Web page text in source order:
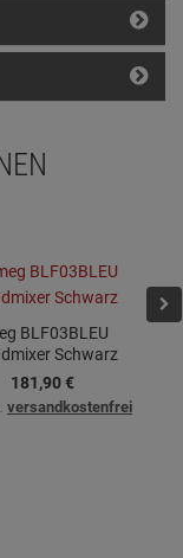
BLF03BLEU
Schwarz
181,90 €
versandkostenfrei